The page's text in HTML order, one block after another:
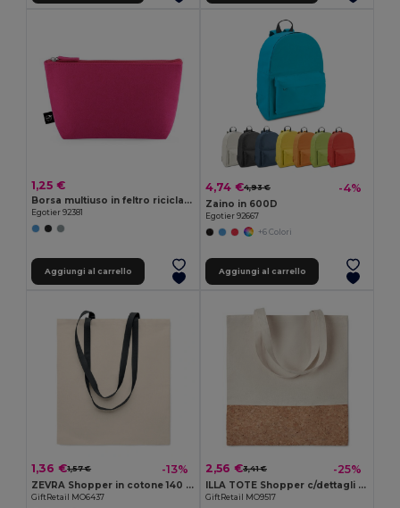
1,25 €
Borsa multiuso in feltro riciclato (100% rPET)
Egotier 92381
Aggiungi al carrello
4,74 €4,93 € -4%
Zaino in 600D
Egotier 92667
+6 Colori
Aggiungi al carrello
1,36 €1,57 € -13%
ZEVRA Shopper in cotone 140 gr/m
GiftRetail MO6437
2,56 €3,41 € -25%
ILLA TOTE Shopper c/dettagli in sughero
GiftRetail MO9517